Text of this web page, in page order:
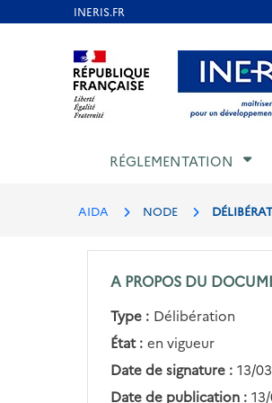
Aller au contenu Aller au
RÉGLEMENTATION
AIDA NODE
A PROPOS DU
Type : Délibération
État : en vigueur
Date de signature : 13/
Date de publication :